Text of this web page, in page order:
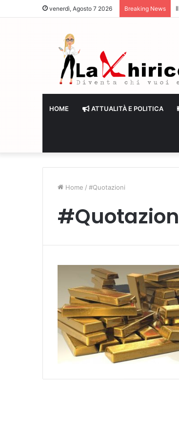
venerdì, Agosto 7 2026 Breaking News
HOME ATTUALITÀ E POLITICA
Home / #Quotazioni